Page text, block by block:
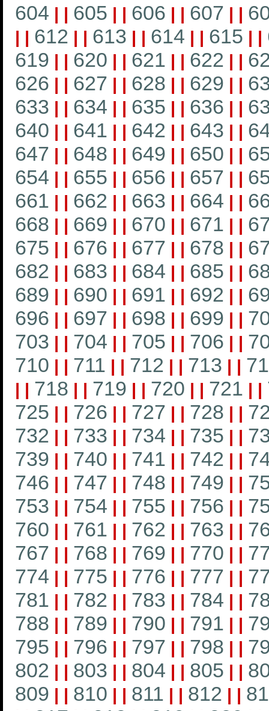
604 | | 605 | | 606 | | 607 | |
| | 612 | | 613 | | 614 | | 615 | |
619 | | 620 | | 621 | | 622 | |
626 | | 627 | | 628 | | 629 | |
633 | | 634 | | 635 | | 636 | |
640 | | 641 | | 642 | | 643 | |
647 | | 648 | | 649 | | 650 | |
654 | | 655 | | 656 | | 657 | |
661 | | 662 | | 663 | | 664 | |
668 | | 669 | | 670 | | 671 | |
675 | | 676 | | 677 | | 678 | |
682 | | 683 | | 684 | | 685 | |
689 | | 690 | | 691 | | 692 | |
696 | | 697 | | 698 | | 699 | |
703 | | 704 | | 705 | | 706 | |
710 | | 711 | | 712 | | 713 | |
| | 718 | | 719 | | 720 | | 721 | |
725 | | 726 | | 727 | | 728 | |
732 | | 733 | | 734 | | 735 | |
739 | | 740 | | 741 | | 742 | |
746 | | 747 | | 748 | | 749 | |
753 | | 754 | | 755 | | 756 | |
760 | | 761 | | 762 | | 763 | |
767 | | 768 | | 769 | | 770 | |
774 | | 775 | | 776 | | 777 | |
781 | | 782 | | 783 | | 784 | |
788 | | 789 | | 790 | | 791 | |
795 | | 796 | | 797 | | 798 | |
802 | | 803 | | 804 | | 805 | |
809 | | 810 | | 811 | | 812 | |